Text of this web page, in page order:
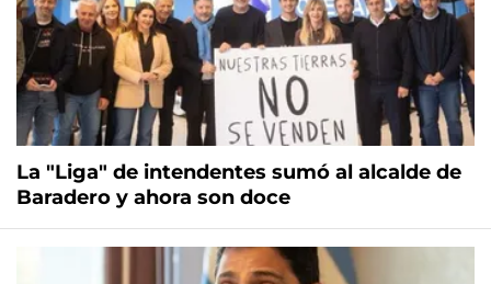
La "Liga" de intendentes sumó al alcalde de
Baradero y ahora son doce